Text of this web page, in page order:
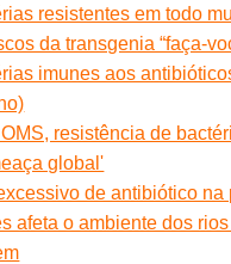
resistentes em todo
da transgenia “faça-
imunes aos
resistência de
global'
de antibiótico na
afeta o ambiente dos